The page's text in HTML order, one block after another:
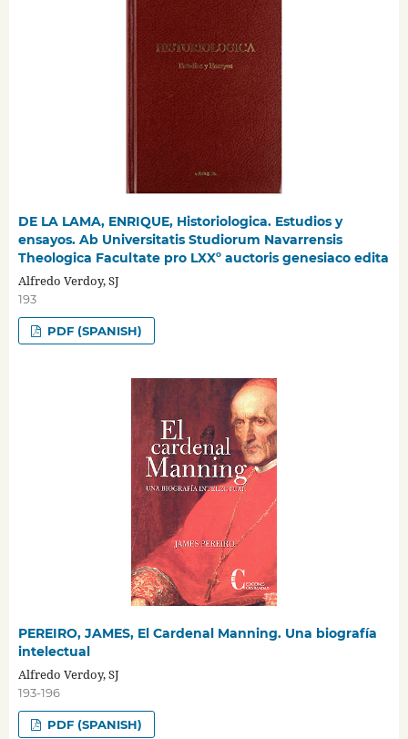
DE LA LAMA, ENRIQUE, Historiologica. Estudios y
ensayos. Ab Universitatis Studiorum Navarrensis
Theologica Facultate pro LXXº auctoris genesiaco edita
Alfredo Verdoy, SJ
193
PDF (SPANISH)
PEREIRO, JAMES, El Cardenal Manning. Una biografía
intelectual
Alfredo Verdoy, SJ
193-196
PDF (SPANISH)